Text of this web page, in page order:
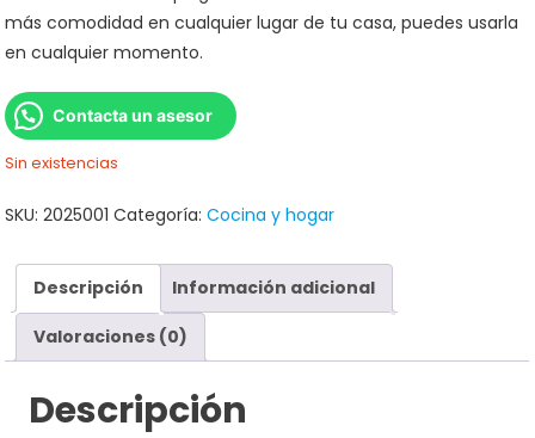
más comodidad en cualquier lugar de tu casa, puedes usarla
en cualquier momento.
Contacta un asesor
Sin existencias
SKU:2025001 Categoría:Cocina y hogar
Descripción Información adicional
Valoraciones (0)
Descripción